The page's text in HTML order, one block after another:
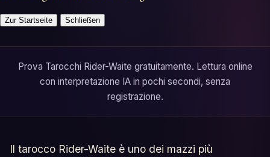
Zur Startseite Schließen
Prova Tarocchi Rider-Waite gratuitamente. Lettura online
con interpretazione IA in pochi secondi, senza
registrazione.
Il tarocco Rider-Waite è uno dei mazzi più